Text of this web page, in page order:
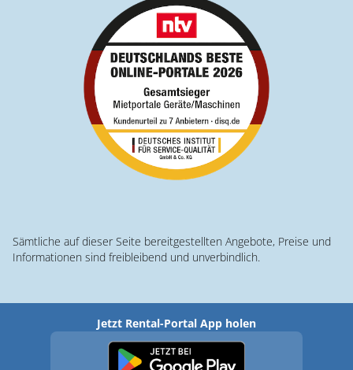
Sämtliche auf dieser Seite bereitgestellten Angebote, Preise und
Informationen sind freibleibend und unverbindlich.
Jetzt Rental-Portal App holen